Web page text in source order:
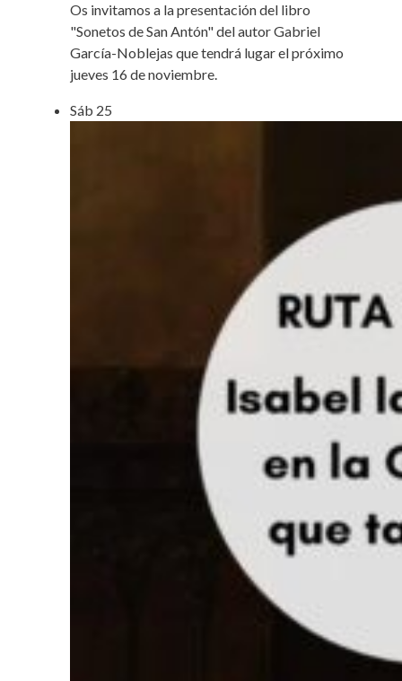
Os invitamos a la presentación del libro
"Sonetos de San Antón" del autor Gabriel
García-Noblejas que tendrá lugar el próximo
jueves 16 de noviembre.
Sáb 25